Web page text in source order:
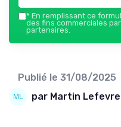
* En remplissant ce
des fins commerciales
partenaires.
Publié le 31/08/2025
par Martin Lefevre